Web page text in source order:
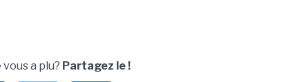
a plu? Partagez le !